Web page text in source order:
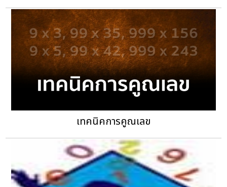
เทคนิคการคูณเลข